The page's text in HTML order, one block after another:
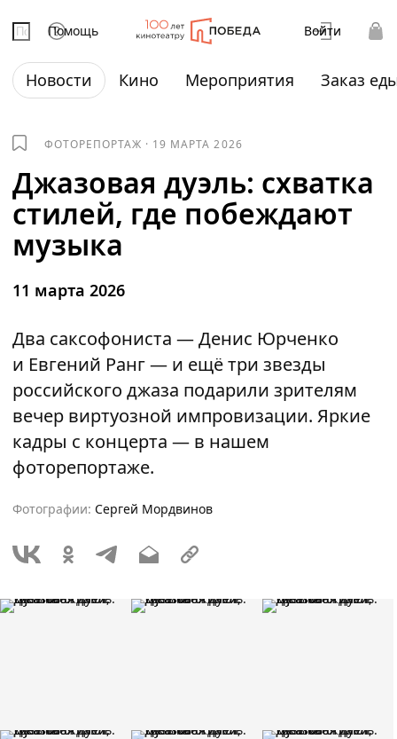
Помощь Войти
Новости Кино Мероприятия Заказ
ФОТОРЕПОРТАЖ · 19 МАРТА 2026
Джазовая дуэль: схватка
стилей, где побеждают
музыка
11 марта 2026
Два саксофониста — Денис Юрченко
и Евгений Ранг — и ещё три звезды
российского джаза подарили зрителям
вечер виртуозной импровизации. Яркие
кадры с концерта — в нашем
фоторепортаже.
Фотографии: Сергей Мордвинов